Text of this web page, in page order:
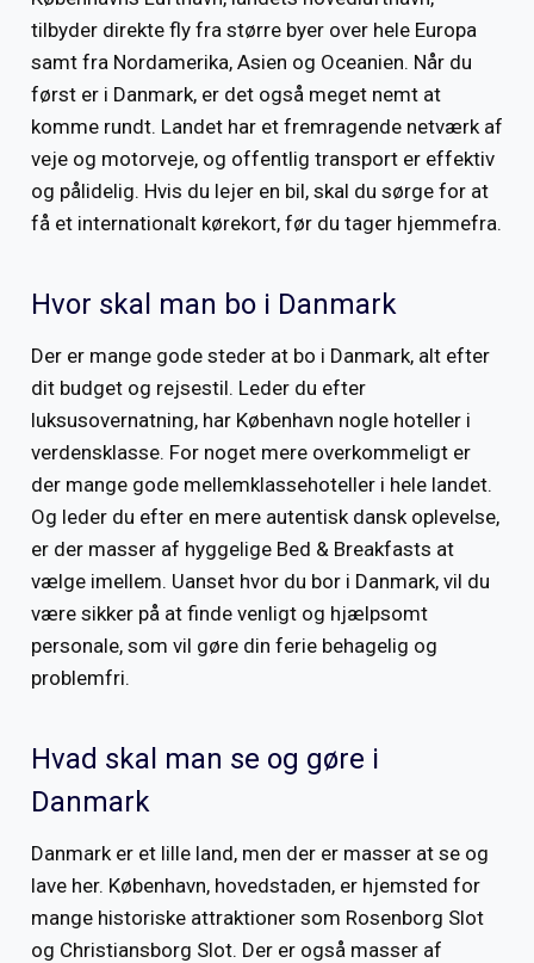
tilbyder direkte fly fra større byer over hele Europa
samt fra Nordamerika, Asien og Oceanien. Når du
først er i Danmark, er det også meget nemt at
komme rundt. Landet har et fremragende netværk af
veje og motorveje, og offentlig transport er effektiv
og pålidelig. Hvis du lejer en bil, skal du sørge for at
få et internationalt kørekort, før du tager hjemmefra.
Hvor skal man bo i Danmark
Der er mange gode steder at bo i Danmark, alt efter
dit budget og rejsestil. Leder du efter
luksusovernatning, har København nogle hoteller i
verdensklasse. For noget mere overkommeligt er
der mange gode mellemklassehoteller i hele landet.
Og leder du efter en mere autentisk dansk oplevelse,
er der masser af hyggelige Bed & Breakfasts at
vælge imellem. Uanset hvor du bor i Danmark, vil du
være sikker på at finde venligt og hjælpsomt
personale, som vil gøre din ferie behagelig og
problemfri.
Hvad skal man se og gøre i
Danmark
Danmark er et lille land, men der er masser at se og
lave her. København, hovedstaden, er hjemsted for
mange historiske attraktioner som Rosenborg Slot
og Christiansborg Slot. Der er også masser af